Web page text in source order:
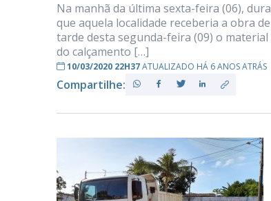
–
Na manhã da última sexta-feira (06),
que aquela localidade receberia a obra
tarde desta segunda-feira (09) o
do calçamento […]
10/03/2020 22H37ATUALIZADO HÁ 6 ANOS ATRÁS
Compartilhe: